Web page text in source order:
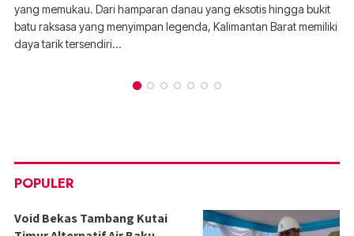
yang memukau. Dari hamparan danau yang eksotis hingga bukit
batu raksasa yang menyimpan legenda, Kalimantan Barat memiliki
daya tarik tersendiri…
POPULER
Void Bekas Tambang Kutai